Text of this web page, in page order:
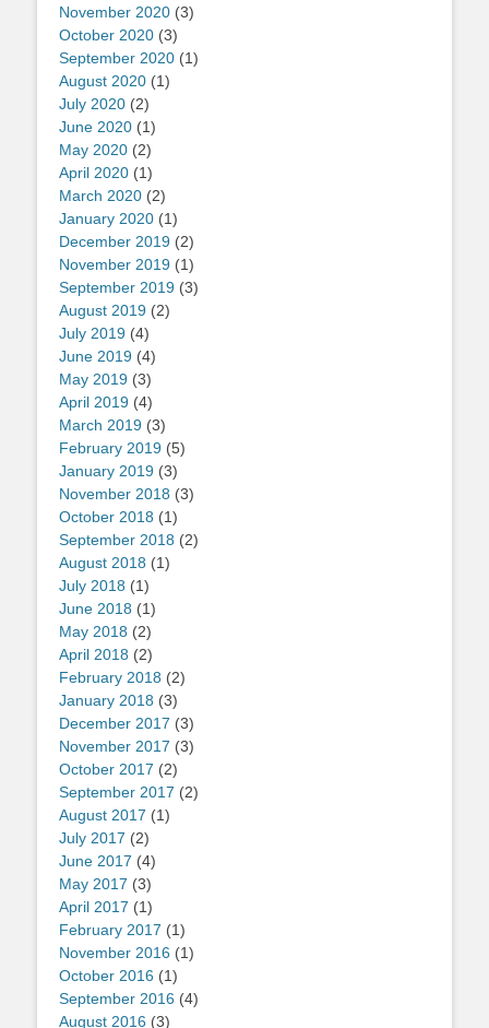
November 2020 (3)
October 2020 (3)
September 2020 (1)
August 2020 (1)
July 2020 (2)
June 2020 (1)
May 2020 (2)
April 2020 (1)
March 2020 (2)
January 2020 (1)
December 2019 (2)
November 2019 (1)
September 2019 (3)
August 2019 (2)
July 2019 (4)
June 2019 (4)
May 2019 (3)
April 2019 (4)
March 2019 (3)
February 2019 (5)
January 2019 (3)
November 2018 (3)
October 2018 (1)
September 2018 (2)
August 2018 (1)
July 2018 (1)
June 2018 (1)
May 2018 (2)
April 2018 (2)
February 2018 (2)
January 2018 (3)
December 2017 (3)
November 2017 (3)
October 2017 (2)
September 2017 (2)
August 2017 (1)
July 2017 (2)
June 2017 (4)
May 2017 (3)
April 2017 (1)
February 2017 (1)
November 2016 (1)
October 2016 (1)
September 2016 (4)
August 2016 (3)